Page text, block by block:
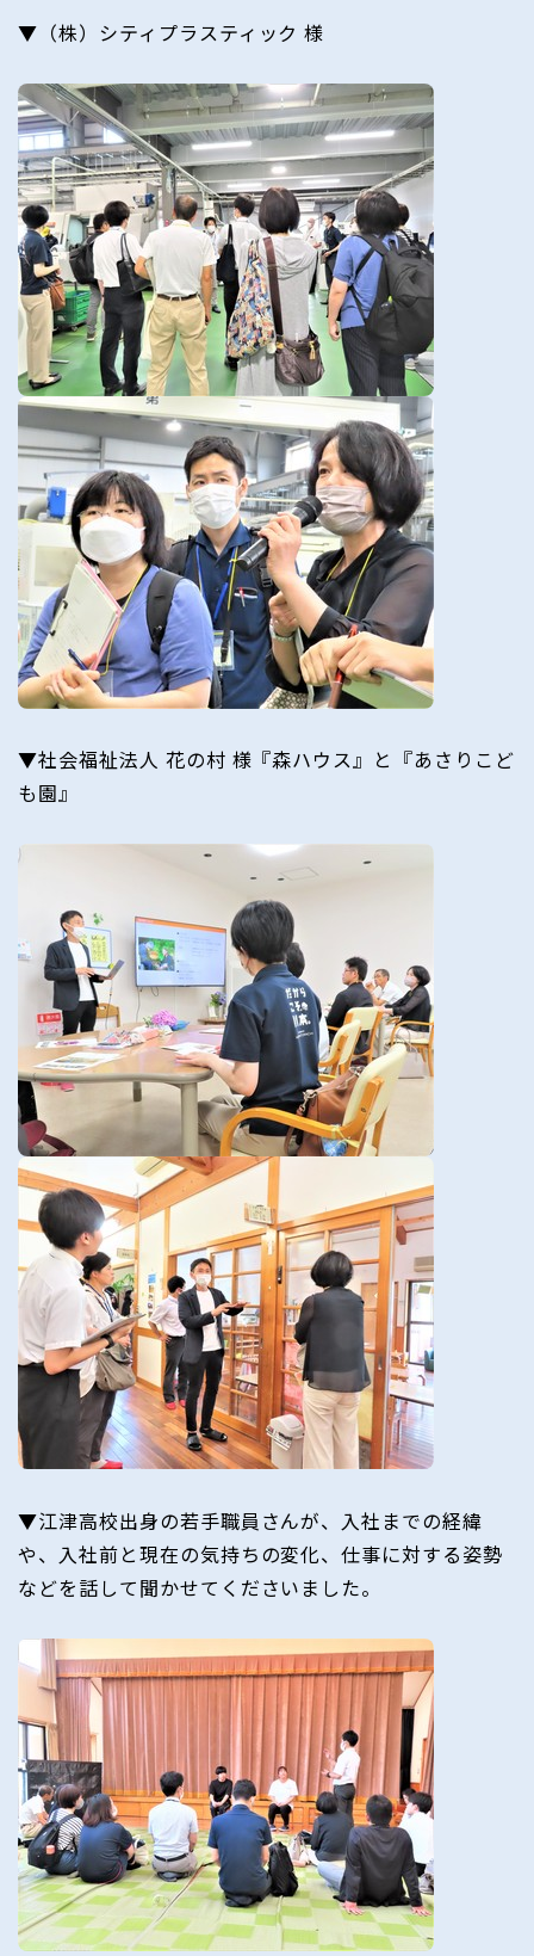
▼（株）シティプラスティック 様
▼社会福祉法人 花の村 様『森ハウス』と『あさりこど
も園』
▼江津高校出身の若手職員さんが、入社までの経緯
や、入社前と現在の気持ちの変化、仕事に対する姿勢
などを話して聞かせてくださいました。